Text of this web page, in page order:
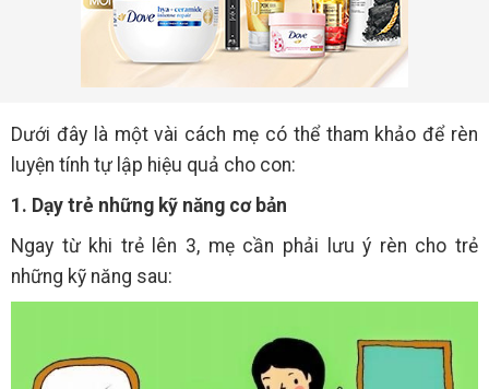
Dưới đây là một vài cách mẹ có thể tham khảo để rèn
luyện tính tự lập hiệu quả cho con:
1. Dạy trẻ những kỹ năng cơ bản
Ngay từ khi trẻ lên 3, mẹ cần phải lưu ý rèn cho trẻ
những kỹ năng sau: